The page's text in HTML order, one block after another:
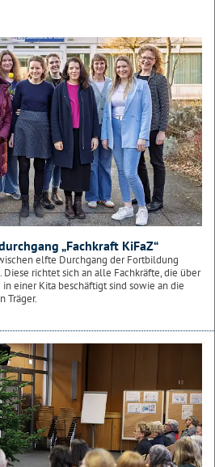
„Fachkraft KiFaZ“
elfte Durchgang der Fortbildung
Diese richtet sich an alle Fachkräfte, die über
einer Kita beschäftigt sind sowie an die
Träger.